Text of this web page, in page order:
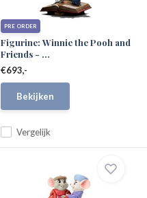
PRE ORDER
Figurine: Winnie the Pooh and
Friends - ...
Vergelijk
€693,-
Bekijken